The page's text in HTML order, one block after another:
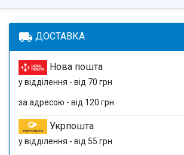
local_shipping ДОСТАВКА
Нова пошта
у відділення - від 70 грн
за адресою - від 120 грн
Укрпошта
у відділення - від 55 грн